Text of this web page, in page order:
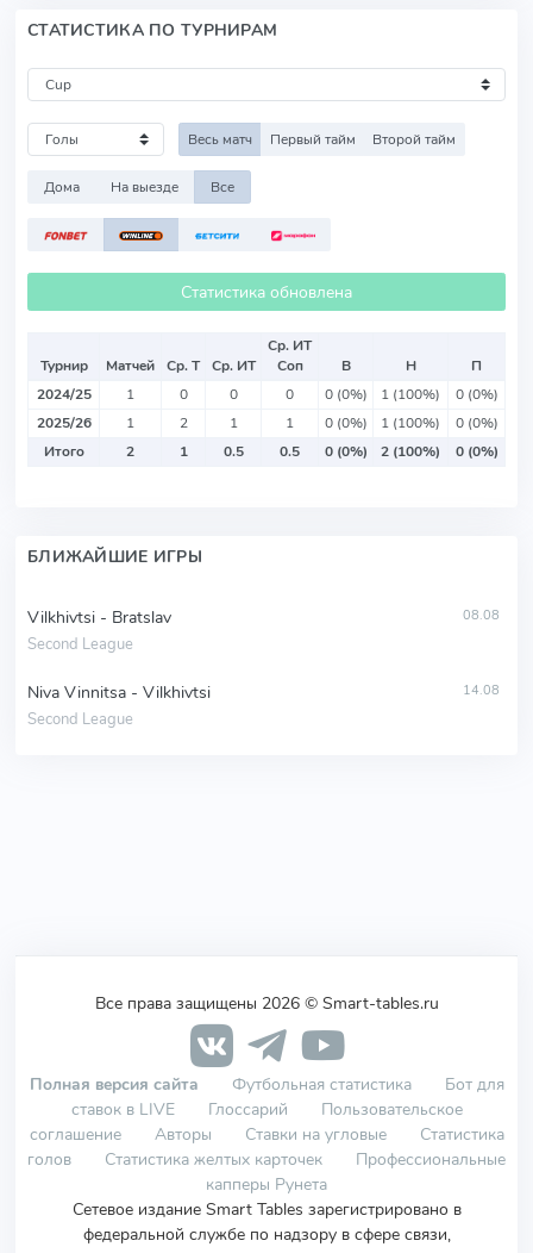
СТАТИСТИКА ПО ТУРНИРАМ
Весь матч Первый тайм Второй тайм
Дома На выезде Все
Статистика обновлена
Турнир Матчей Ср. Т Ср. ИТ
Ср. ИТ
Соп
В Н
П
2024/25
1 0 0 0 0 (0%) 1 (100%)
0 (0%)
2025/26
1 2 1 1 0 (0%) 1 (100%)
0 (0%)
Итого
2 1 0.5 0.5 0 (0%) 2 (100%) 0 (0%)
БЛИЖАЙШИЕ ИГРЫ
Vilkhivtsi - Bratslav
Second League
08.08
Niva Vinnitsa - Vilkhivtsi
Second League
14.08
Все права защищены 2026 © Smart-tables.ru
Полная версия сайта Футбольная статистика
Бот для
ставок в LIVE
Глоссарий
Пользовательское
соглашение
Авторы Ставки на угловые
Статистика
голов
Статистика желтых карточек
Профессиональные
капперы Рунета
Сетевое издание Smart Tables зарегистрировано в
федеральной службе по надзору в сфере связи,